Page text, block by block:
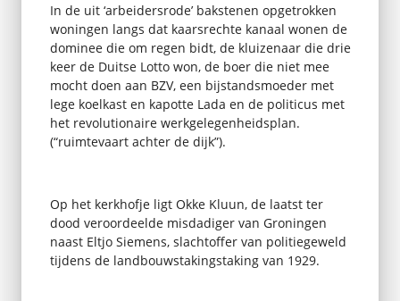
In de uit ‘arbeidersrode’ bakstenen opgetrokken
woningen langs dat kaarsrechte kanaal wonen de
dominee die om regen bidt, de kluizenaar die drie
keer de Duitse Lotto won, de boer die niet mee
mocht doen aan BZV, een bijstandsmoeder met
lege koelkast en kapotte Lada en de politicus met
het revolutionaire werkgelegenheidsplan.
(“ruimtevaart achter de dijk”).
Op het kerkhofje ligt Okke Kluun, de laatst ter
dood veroordeelde misdadiger van Groningen
naast Eltjo Siemens, slachtoffer van politiegeweld
tijdens de landbouwstakingstaking van 1929.